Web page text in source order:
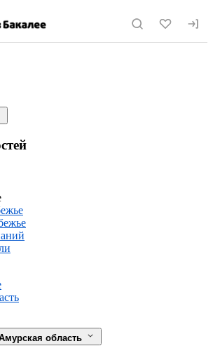
по сайту vbakalee.ru
40 тыс. тонн соевого
область